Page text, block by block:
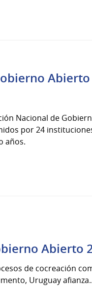
Abierto
Nacional de
por 24
años.
Abierto
de cocreación
Uruguay